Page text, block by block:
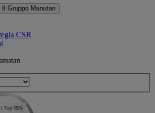
Il Gruppo Manutan
CSR